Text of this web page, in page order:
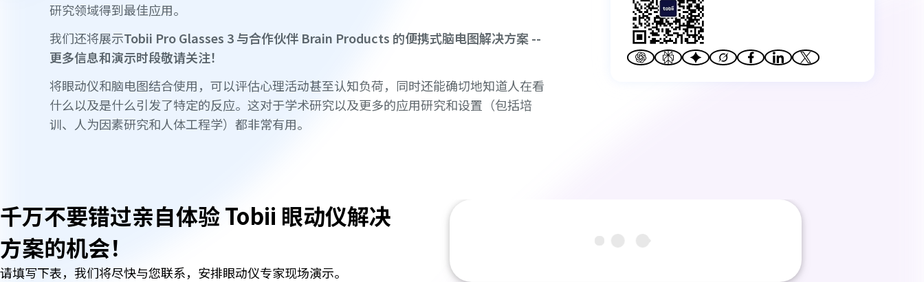
研究领域得到最佳应用。
我们还将展示Tobii Pro Glasses 3 与合作伙伴 Brain Products 的便携式脑电图解决方案--
更多信息和演示时段敬请关注！
将眼动仪和脑电图结合使用，可以评估心理活动甚至认知负荷，同时还能确切地知道人在看
什么以及是什么引发了特定的反应。这对于学术研究以及更多的应用研究和设置（包括培
训、人为因素研究和人体工程学）都非常有用。
千万不要错过亲自体验 Tobii 眼动仪解决
方案的机会！
请填写下表，我们将尽快与您联系，安排眼动仪专家现场演示。